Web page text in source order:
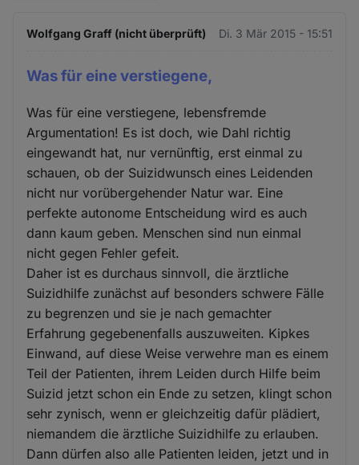
Wolfgang Graff (nicht überprüft) Di. 3 Mär 2015 - 15:51
Was für eine verstiegene,
Was für eine verstiegene, lebensfremde
Argumentation! Es ist doch, wie Dahl richtig
eingewandt hat, nur vernünftig, erst einmal zu
schauen, ob der Suizidwunsch eines Leidenden
nicht nur vorübergehender Natur war. Eine
perfekte autonome Entscheidung wird es auch
dann kaum geben. Menschen sind nun einmal
nicht gegen Fehler gefeit.
Daher ist es durchaus sinnvoll, die ärztliche
Suizidhilfe zunächst auf besonders schwere Fälle
zu begrenzen und sie je nach gemachter
Erfahrung gegebenenfalls auszuweiten. Kipkes
Einwand, auf diese Weise verwehre man es einem
Teil der Patienten, ihrem Leiden durch Hilfe beim
Suizid jetzt schon ein Ende zu setzen, klingt schon
sehr zynisch, wenn er gleichzeitig dafür plädiert,
niemandem die ärztliche Suizidhilfe zu erlauben.
Dann dürfen also alle Patienten leiden, jetzt und in